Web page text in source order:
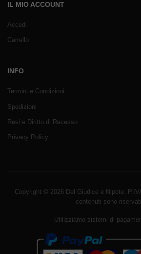
IL MIO ACCOUNT
Accedi
Carrello
INFO
Termini e Condizioni
Spedizioni
Resi e Diritto di Recesso
Privacy Policy
Copyright © 2026 Del Giudice e Nipote.
contenuti sono
Utilizziamo sistemi di